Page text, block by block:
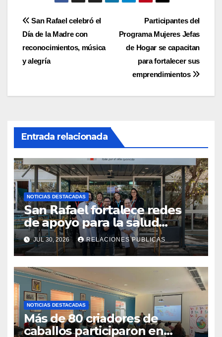
Navegación
de
entradas
Participantes del
Programa Mujeres Jefas
de Hogar se capacitan
para fortalecer sus
emprendimientos
San Rafael celebró el
Día de la Madre con
reconocimientos, música
y alegría
Entrada relacionada
NOTICIAS DESTACADAS
𝗦𝗮𝗻 𝗥𝗮𝗳𝗮𝗲𝗹 𝗳𝗼𝗿𝘁𝗮𝗹𝗲𝗰𝗲 𝗿𝗲𝗱𝗲𝘀
𝗱𝗲 𝗮𝗽𝗼𝘆𝗼 𝗽𝗮𝗿𝗮 𝗹𝗮 𝘀𝗮𝗹𝘂𝗱
𝗶𝗻𝗳𝗮𝗻𝘁𝗶𝗹 𝗰𝗼𝗻 𝘃𝗶𝘀𝗶𝘁𝗮 𝗮
𝗖𝗢𝗔𝗡𝗜𝗤𝗨𝗘𝗠
JUL 30, 2026 RELACIONES PUBLICAS
NOTICIAS DESTACADAS
Más de 80 criadores de
caballos participaron en